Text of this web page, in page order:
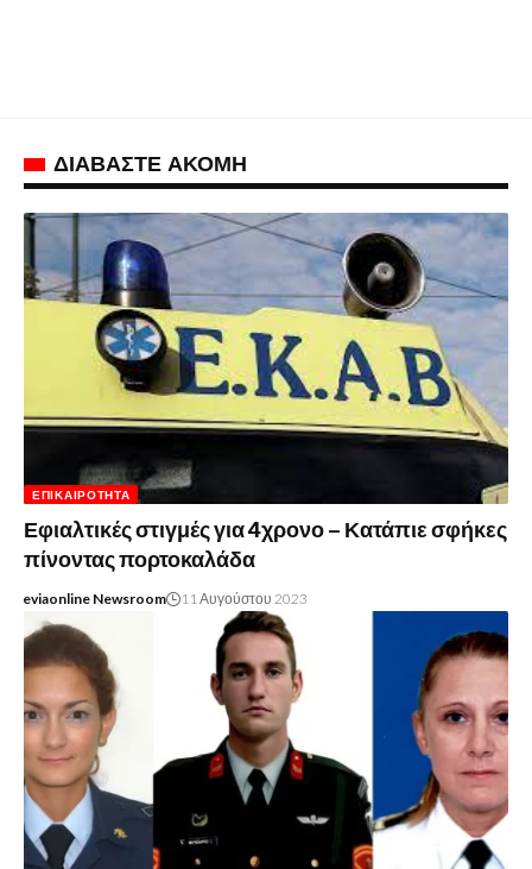
ΔΙΑΒΑΣΤΕ ΑΚΟΜΗ
ΕΠΙΚΑΙΡΌΤΗΤΑ
Εφιαλτικές στιγμές για 4χρονο – Κατάπιε σφήκες
πίνοντας πορτοκαλάδα
eviaonline Newsroom 11 Αυγούστου 2023